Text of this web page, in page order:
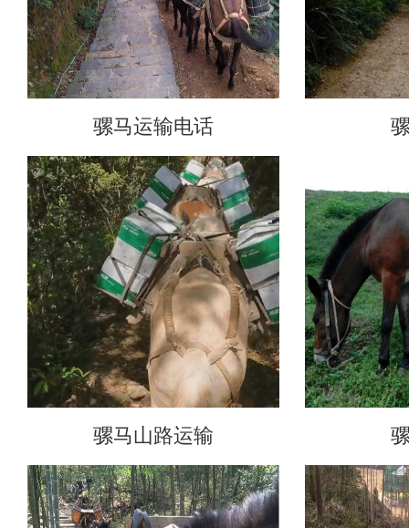
骡马运输电话
骡马山路运输